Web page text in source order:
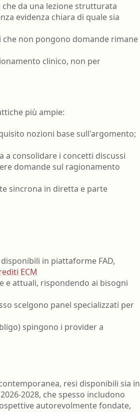
da una lezione strutturata
evidenza chiara di quale sia
non pongono domande rimane
clinico, non per
più ampie:
nozioni base sull'argomento;
a consolidare i concetti discussi
domande sul ragionamento
sincrona in diretta e parte
in piattaforme FAD,
ECM
e attuali, rispondendo ai bisogni
scelgono panel specializzati per
spingono i provider a
resi disponibili sia in
2028, che spesso includono
autorevolmente fondate,